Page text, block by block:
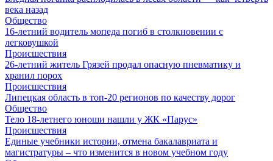
века назад
Общество
16-летний водитель мопеда погиб в столкновении с
легковушкой
Происшествия
26-летний житель Грязей продал опасную пневматику и
хранил порох
Происшествия
Липецкая область в топ-20 регионов по качеству дорог
Общество
Тело 18-летнего юноши нашли у ЖК «Парус»
Происшествия
Единые учебники истории, отмена бакалавриата и
магистратуры – что изменится в новом учебном году